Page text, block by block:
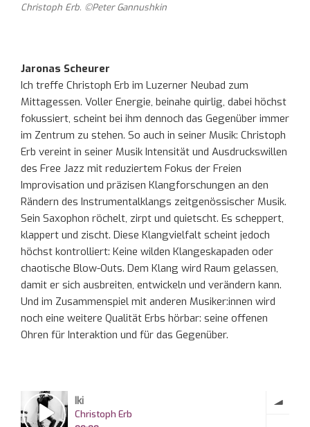
Christoph Erb. ©Peter Gannushkin
Jaronas Scheurer
Ich treffe Christoph Erb im Luzerner Neubad zum
Mittagessen. Voller Energie, beinahe quirlig, dabei höchst
fokussiert, scheint bei ihm dennoch das Gegenüber immer
im Zentrum zu stehen. So auch in seiner Musik: Christoph
Erb vereint in seiner Musik Intensität und Ausdruckswillen
des Free Jazz mit reduziertem Fokus der Freien
Improvisation und präzisen Klangforschungen an den
Rändern des Instrumentalklangs zeitgenössischer Musik.
Sein Saxophon röchelt, zirpt und quietscht. Es scheppert,
klappert und zischt. Diese Klangvielfalt scheint jedoch
höchst kontrolliert: Keine wilden Klangeskapaden oder
chaotische Blow-Outs. Dem Klang wird Raum gelassen,
damit er sich ausbreiten, entwickeln und verändern kann.
Und im Zusammenspiel mit anderen Musiker:innen wird
noch eine weitere Qualität Erbs hörbar: seine offenen
Ohren für Interaktion und für das Gegenüber.